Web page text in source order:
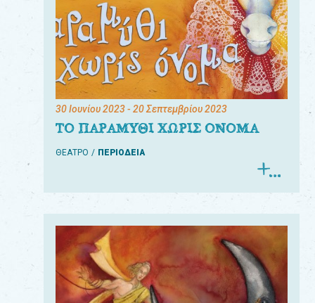
30 Ιουνίου 2023- 20 Σεπτεμβρίου 2023
ΤΟ ΠΑΡΑΜΥΘΙ ΧΩΡΙΣ ΟΝΟΜΑ
ΘΕΑΤΡΟ ΠΕΡΙΟΔΕΙΑ